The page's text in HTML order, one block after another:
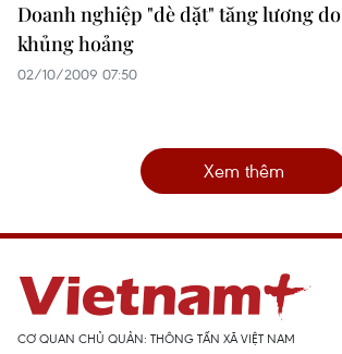
Doanh nghiệp "dè dặt" tăng lương do
khủng hoảng
02/10/2009 07:50
Xem thêm
CƠ QUAN CHỦ QUẢN: THÔNG TẤN XÃ VIỆT NAM